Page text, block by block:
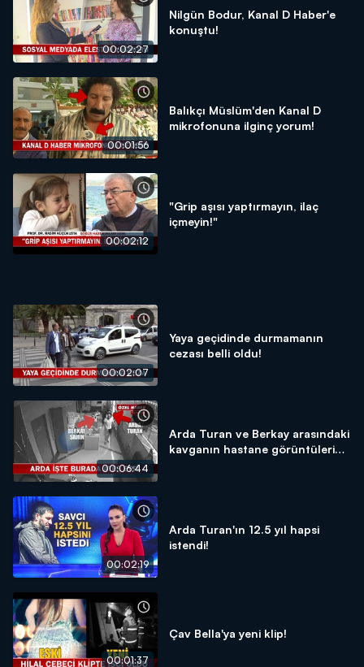
00:02:27
Nilgün Bodur, Kanal D Haber'e
konuştu!
00:01:56
Balıkçı Müslüm'den Kanal D
mikrofonuna ilginç yorum!
00:02:12
"Grip aşısı yaptırmayın, ilaç
içmeyin!"
00:02:07
Yaya geçidinde durmamanın
cezası belli oldu!
00:06:44
Arda Turan ve Berkay arasındaki
kavganın hastane görüntüleri
00:02:19
Arda Turan'ın 12.5 yıl hapsi
istendi!
00:01:37
Çav Bella'ya yeni klip!